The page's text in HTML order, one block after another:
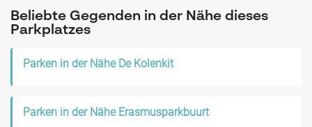
Beliebte Gegenden in der Nähe dieses
Parkplatzes
Parken in der Nähe De Kolenkit
Parken in der Nähe Erasmusparkbuurt